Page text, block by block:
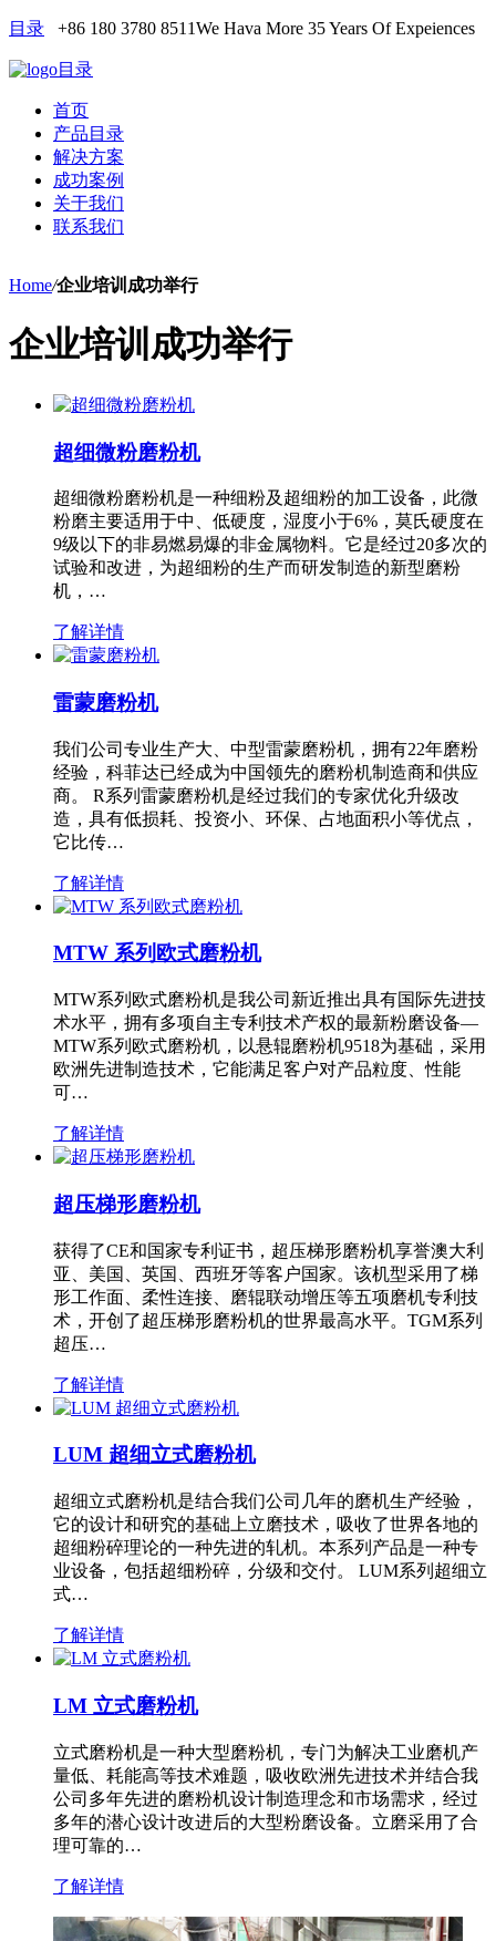
目录 +86 180 3780 8511We Hava More 35 Years Of Expeiences
目录
首页
产品目录
解决方案
成功案例
关于我们
联系我们
Home/企业培训成功举行
企业培训成功举行
超细微粉磨粉机
超细微粉磨粉机是一种细粉及超细粉的加工设备，此微
粉磨主要适用于中、低硬度，湿度小于6%，莫氏硬度在
9级以下的非易燃易爆的非金属物料。它是经过20多次的
试验和改进，为超细粉的生产而研发制造的新型磨粉
机，…
了解详情
雷蒙磨粉机
我们公司专业生产大、中型雷蒙磨粉机，拥有22年磨粉
经验，科菲达已经成为中国领先的磨粉机制造商和供应
商。 R系列雷蒙磨粉机是经过我们的专家优化升级改
造，具有低损耗、投资小、环保、占地面积小等优点，
它比传…
了解详情
MTW 系列欧式磨粉机
MTW系列欧式磨粉机是我公司新近推出具有国际先进技
术水平，拥有多项自主专利技术产权的最新粉磨设备—
MTW系列欧式磨粉机，以悬辊磨粉机9518为基础，采用
欧洲先进制造技术，它能满足客户对产品粒度、性能
可…
了解详情
超压梯形磨粉机
获得了CE和国家专利证书，超压梯形磨粉机享誉澳大利
亚、美国、英国、西班牙等客户国家。该机型采用了梯
形工作面、柔性连接、磨辊联动增压等五项磨机专利技
术，开创了超压梯形磨粉机的世界最高水平。TGM系列
超压…
了解详情
LUM 超细立式磨粉机
超细立式磨粉机是结合我们公司几年的磨机生产经验，
它的设计和研究的基础上立磨技术，吸收了世界各地的
超细粉碎理论的一种先进的轧机。本系列产品是一种专
业设备，包括超细粉碎，分级和交付。 LUM系列超细立
式…
了解详情
LM 立式磨粉机
立式磨粉机是一种大型磨粉机，专门为解决工业磨机产
量低、耗能高等技术难题，吸收欧洲先进技术并结合我
公司多年先进的磨粉机设计制造理念和市场需求，经过
多年的潜心设计改进后的大型粉磨设备。立磨采用了合
理可靠的…
了解详情